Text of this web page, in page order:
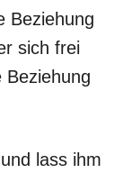
Beziehung
sich frei
Beziehung
lass ihm